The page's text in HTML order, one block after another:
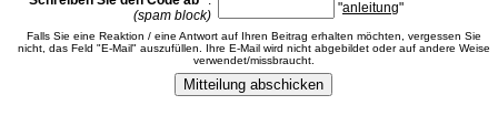
(spam block)
"anleitung"
Falls Sie eine Reaktion / eine Antwort auf Ihren Beitrag erhalten möchten, vergessen Sie
nicht, das Feld "E-Mail" auszufüllen. Ihre E-Mail wird nicht abgebildet oder auf andere Weise
verwendet/missbraucht.